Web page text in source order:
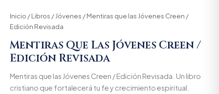
Inicio /Libros / Jóvenes / Mentiras que las Jóvenes Creen /
Edición Revisada
Mentiras Que Las Jóvenes Creen /
Edición Revisada
Mentiras que las Jóvenes Creen / Edición Revisada. Un libro
cristiano que fortalecerá tu fe y crecimiento espiritual.